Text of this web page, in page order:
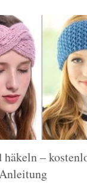
häkeln –